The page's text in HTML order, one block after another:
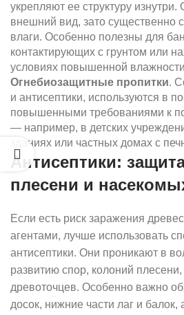
укрепляют ее структуру
внешний вид, зато существенно
влаги. Особенно полезны для
контактирующих с грунтом или
условиях повышенной
Огнебиозащитные пропитки.
и антисептики, используются в
повышенными требованиями к
— например, в детских
зданиях или частных домах с
Антисептики:
плесени и
Если есть риск заражения
агентами, лучше использовать
антисептики. Они проникают в
развитию спор, колоний
древоточцев. Особенно важно
досок, нижние части лаг и балок,